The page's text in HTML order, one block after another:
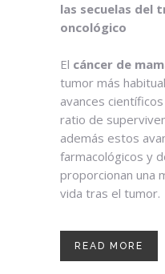
las secuelas del
oncológico
El cáncer de
tumor más
avances
ratio de
además estos
farmacológicos y
proporcionan una
vida tras el tumor.
READ MORE